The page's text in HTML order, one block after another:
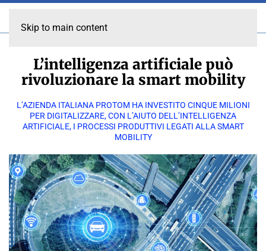
Skip to main content
L’intelligenza artificiale può
rivoluzionare la smart mobility
L’AZIENDA ITALIANA PROTOM HA INVESTITO CINQUE MILIONI
PER DIGITALIZZARE, CON L’AIUTO DELL’INTELLIGENZA
ARTIFICIALE, I PROCESSI PRODUTTIVI LEGATI ALLA SMART
MOBILITY